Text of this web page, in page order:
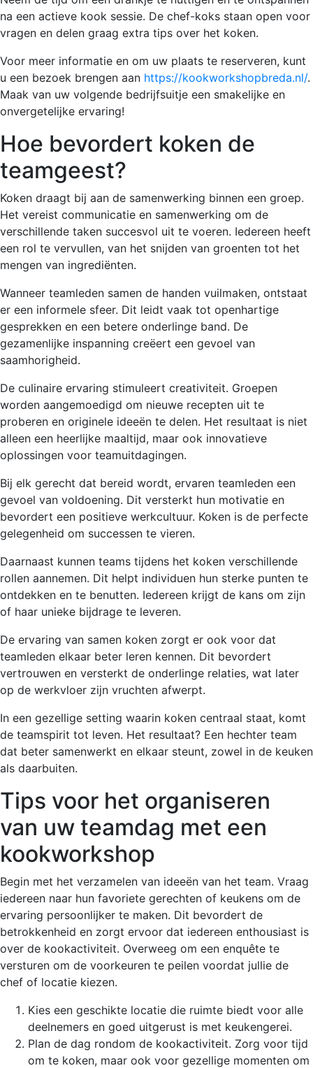
na een actieve kook sessie. De chef-koks staan open voor
vragen en delen graag extra tips over het koken.
Voor meer informatie en om uw plaats te reserveren, kunt
u een bezoek brengen aan https://kookworkshopbreda.nl/.
Maak van uw volgende bedrijfsuitje een smakelijke en
onvergetelijke ervaring!
Hoe bevordert koken de
teamgeest?
Koken draagt bij aan de samenwerking binnen een groep.
Het vereist communicatie en samenwerking om de
verschillende taken succesvol uit te voeren. Iedereen heeft
een rol te vervullen, van het snijden van groenten tot het
mengen van ingrediënten.
Wanneer teamleden samen de handen vuilmaken, ontstaat
er een informele sfeer. Dit leidt vaak tot openhartige
gesprekken en een betere onderlinge band. De
gezamenlijke inspanning creëert een gevoel van
saamhorigheid.
De culinaire ervaring stimuleert creativiteit. Groepen
worden aangemoedigd om nieuwe recepten uit te
proberen en originele ideeën te delen. Het resultaat is niet
alleen een heerlijke maaltijd, maar ook innovatieve
oplossingen voor teamuitdagingen.
Bij elk gerecht dat bereid wordt, ervaren teamleden een
gevoel van voldoening. Dit versterkt hun motivatie en
bevordert een positieve werkcultuur. Koken is de perfecte
gelegenheid om successen te vieren.
Daarnaast kunnen teams tijdens het koken verschillende
rollen aannemen. Dit helpt individuen hun sterke punten te
ontdekken en te benutten. Iedereen krijgt de kans om zijn
of haar unieke bijdrage te leveren.
De ervaring van samen koken zorgt er ook voor dat
teamleden elkaar beter leren kennen. Dit bevordert
vertrouwen en versterkt de onderlinge relaties, wat later
op de werkvloer zijn vruchten afwerpt.
In een gezellige setting waarin koken centraal staat, komt
de teamspirit tot leven. Het resultaat? Een hechter team
dat beter samenwerkt en elkaar steunt, zowel in de keuken
als daarbuiten.
Tips voor het organiseren
van uw teamdag met een
kookworkshop
Begin met het verzamelen van ideeën van het team. Vraag
iedereen naar hun favoriete gerechten of keukens om de
ervaring persoonlijker te maken. Dit bevordert de
betrokkenheid en zorgt ervoor dat iedereen enthousiast is
over de kookactiviteit. Overweeg om een enquête te
versturen om de voorkeuren te peilen voordat jullie de
chef of locatie kiezen.
Kies een geschikte locatie die ruimte biedt voor alle
deelnemers en goed uitgerust is met keukengerei.
Plan de dag rondom de kookactiviteit. Zorg voor tijd
om te koken, maar ook voor gezellige momenten om